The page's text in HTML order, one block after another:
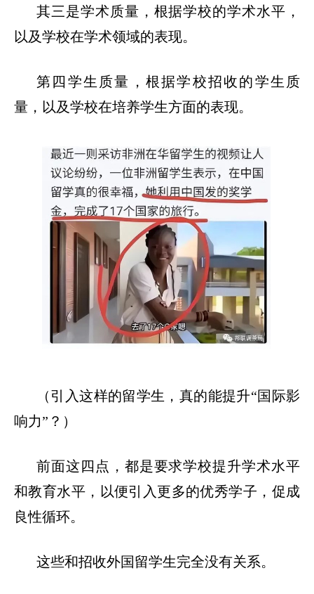
其三是学术质量 ，根据学校的学术水平，
以及学校在学术领域的表现。
第四学生质量 ，根据学校招收的学生质
量，以及学校在培养学生方面的表现。
（引入这样的留学生，真的能提升“国际影
响力”？）
前面这四点，都是要求学校提升学术水平
和教育水平，以便引入更多的优秀学子，促成
良性循环。
这些和招收外国留学生完全没有关系。